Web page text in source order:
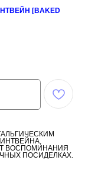
[BAKED
ВОСПОМИНАНИЯ
ПОСИДЕЛКАХ.